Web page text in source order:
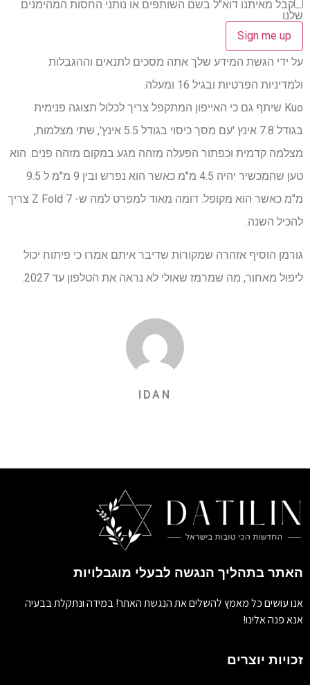
קבל מאיתנו דוא"ל בשם השותפים או נותני החסות המהימנים
שלנו
על ידי הגשת המידע שלך אתה מסכים לתנאים וההגבלות
ולמדיניות הפרטיות ובגיל 16 ומעלה.
Kuo שיתף גם כי האייפון המתקפל צריך לכלול תצוגה פנימית
בגודל 7.8 אינץ 'עם מסך כיסוי בגודל 5.5 אינץ', שתי מצלמות,
מצלמה קדמית וכפתור הפעלה מזהה מגע במקום מזהה פנים. הוא
טען שהמכשיר יהיה 4.5 מ"מ כאשר הוא נפרש ובין 9 מ"מ ל 9.5
מ"מ כאשר הוא מקופל. דומה מאוד למפרט למה ש- Z Fold 7 צריך
להכיל השנה.
גורמן הוסיף אזהרה שמקורות שדיבר איתם אמרו כי פיתוח יכול
ליפול מאחור, מה שמרמז שאולי לא נראה את הטלפון עד 2027.
IDAN
האתר בתהליך הנגשה לבעלי מוגבלויות
אנו עושים כל מאמץ להשלים את הנגשת האתר! במידה ונתקלת בבעיה
אנא פנה אלינו!
זכויות יוצרים